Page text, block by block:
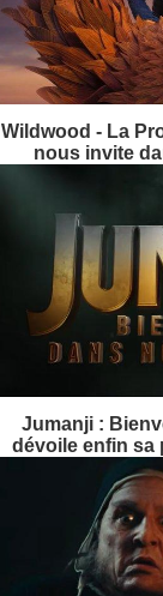
Wildwood - La
nous invite
Jumanji :
dévoile enfin sa